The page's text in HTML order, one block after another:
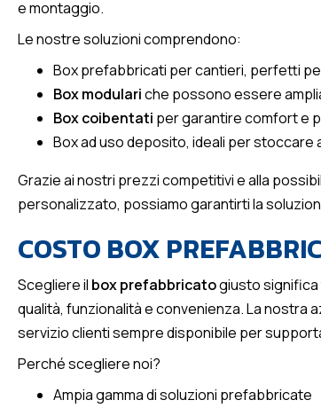
e montaggio.
Le nostre soluzioni comprendono:
Box prefabbricati per cantieri, perfetti
Box modulariche possono essere
Box coibentati per garantire comfort e
Box ad uso deposito, ideali per
Grazie ai nostri prezzi competitivi e alla
personalizzato, possiamo garantirti la
COSTO BOX
Scegliere il box prefabbricatogiusto
qualità, funzionalità e convenienza. La nostra
servizio clienti sempre disponibile per
Perché scegliere noi?
Ampia gamma di soluzioni prefabbricate